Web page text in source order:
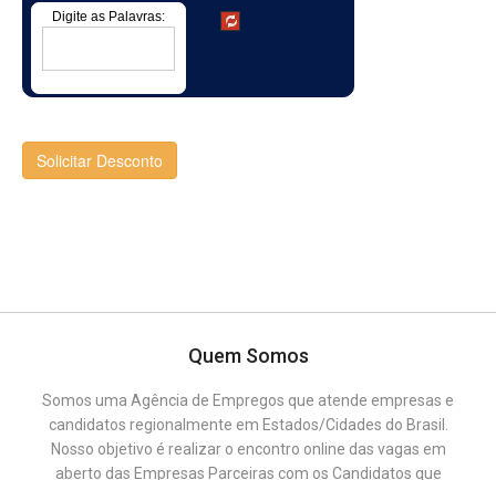
Digite as Palavras:
Solicitar Desconto
Quem Somos
Somos uma Agência de Empregos que atende empresas e
candidatos regionalmente em Estados/Cidades do Brasil.
Nosso objetivo é realizar o encontro online das vagas em
aberto das Empresas Parceiras com os Candidatos que